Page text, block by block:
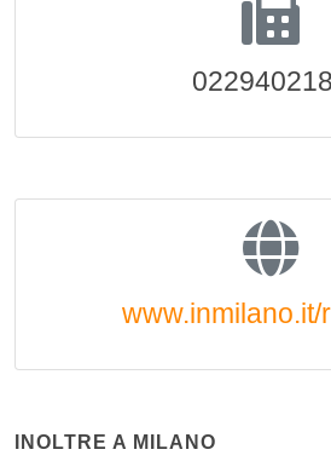
www.inmilano.it/
INOLTRE A MILANO